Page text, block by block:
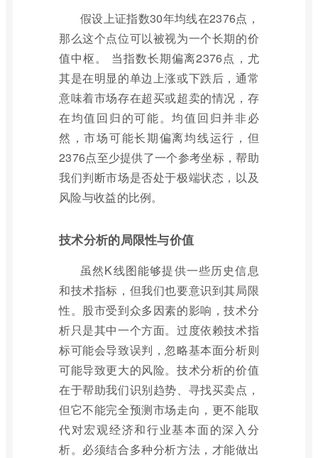
假设上证指数30年均线在2376点，
那么这个点位可以被视为一个长期的价
值中枢。 当指数长期偏离2376点，尤
其是在明显的单边上涨或下跌后，通常
意味着市场存在超买或超卖的情况，存
在均值回归的可能。均值回归并非必
然，市场可能长期偏离均线运行，但
2376点至少提供了一个参考坐标，帮助
我们判断市场是否处于极端状态，以及
风险与收益的比例。
技术分析的局限性与价值
虽然K线图能够提供一些历史信息
和技术指标，但我们也要意识到其局限
性。股市受到众多因素的影响，技术分
析只是其中一个方面。过度依赖技术指
标可能会导致误判，忽略基本面分析则
可能导致更大的风险。技术分析的价值
在于帮助我们识别趋势、寻找买卖点，
但它不能完全预测市场走向，更不能取
代对宏观经济和行业基本面的深入分
析。必须结合多种分析方法，才能做出